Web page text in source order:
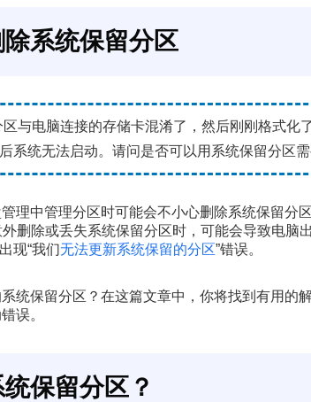
系统保留分区
区与电脑连接的存储卡混淆了，然后刚刚格式化
系统无法启动。请问是否可以用系统保留分区
理中管理分区时可能会不小心删除系统保留分
删除或丢失系统保留分区时，可能会导致电脑
现“我们无法更新系统保留的分区”错误。
统保留分区？在这篇文章中，你将找到有用的
误。
保留分区？